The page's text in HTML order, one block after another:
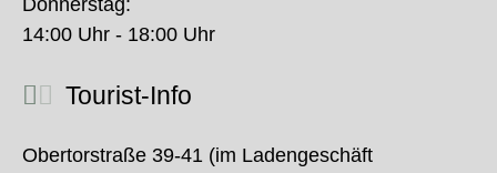
Donnerstag:
14:00 Uhr - 18:00 Uhr
Tourist-Info
Obertorstraße 39-41 (im Ladengeschäft